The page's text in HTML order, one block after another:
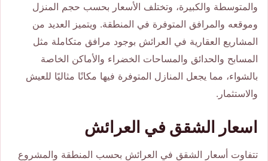
والمتوسطة والكبيرة، وتختلف الأسعار بحسب حجم المنزل
وموقعه والمرافق المتوفرة في المنطقة. ويتميز العديد من
المشاريع العقارية في العرائش بوجود مرافق متكاملة مثل
المسابح والحدائق والمساحات الخضراء والأماكن الخاصة
بالشواء، مما يجعل المنازل المتوفرة فيها مكانًا مثاليًا للعيش
والاستثمار.
اسعار الشقق في العرائش
تتفاوت أسعار الشقق في العرائش بحسب المنطقة والمشروع